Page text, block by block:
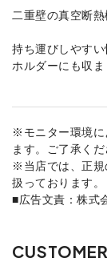
二重壁の真空断
持ち運びしやす
ホルダーにも収ま
※モニター環境に
ます。ご了承くだ
※当店では、正規
扱っております。
■広告文責：株式